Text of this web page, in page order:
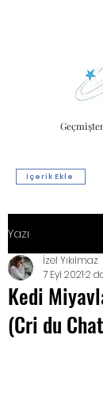
İçerik Ekle
Yazı
Kedi
(Cri du
İzel Yıkılmaz
7 Eyl 20212